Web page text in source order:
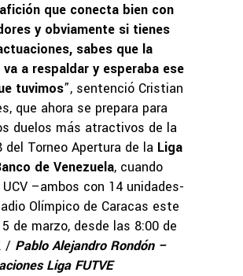
que conecta bien con
y obviamente si tienes
sabes que la
a respaldar y esperaba ese
tuvimos”, sentenció Cristian
que ahora se prepara para
duelos más atractivos de la
del Torneo Apertura de la Liga
de Venezuela, cuando
–ambos con 14 unidades-
Olímpico de Caracas este
de marzo, desde las 8:00 de
/ Pablo Alejandro Rondón –
Liga FUTVE